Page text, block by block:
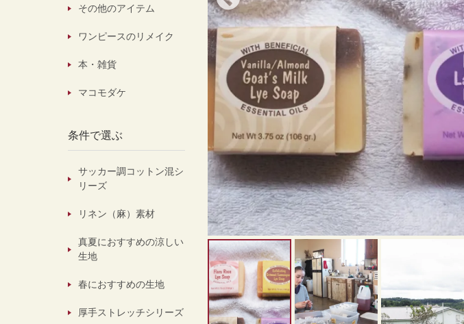
その他のアイテム
ワンピースのリメイク
本・雑貨
マコモダケ
条件で選ぶ
サッカー調コットン混シ
リーズ
リネン（麻）素材
真夏におすすめの涼しい
生地
春におすすめの生地
厚手ストレッチシリーズ